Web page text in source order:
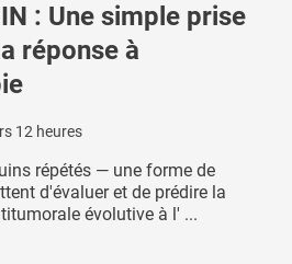
: Une simple prise
réponse à
12 heures
répétés — une forme de
d'évaluer et de prédire la
évolutive à l' ...